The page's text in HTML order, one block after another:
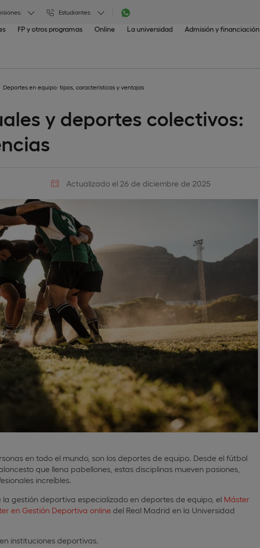
Estudiantes:
FP y otros programas Online La universidad Admisión y financiación
Deportes en equipo: tipos, características y ventajas
y deportes colectivos:
Actualizado el 26 de diciembre de 2025
en todo el mundo, son los deportes de equipo. Desde el fútbol
que llena pabellones, estas disciplinas mueven pasiones,
increíbles.
la gestión deportiva especializado en deportes de equipo, el Máster
en Gestión Deportiva online del Real Madrid en la Universidad
instituciones deportivas.